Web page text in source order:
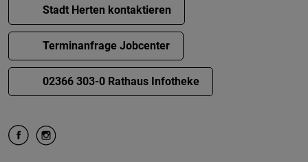
Stadt Herten kontaktieren
Terminanfrage Jobcenter
02366 303-0 Rathaus Infotheke